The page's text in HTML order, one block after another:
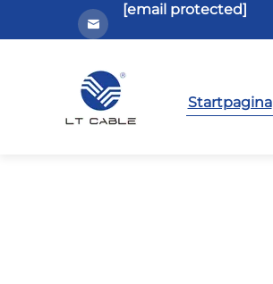
[email protected]
Startpagina